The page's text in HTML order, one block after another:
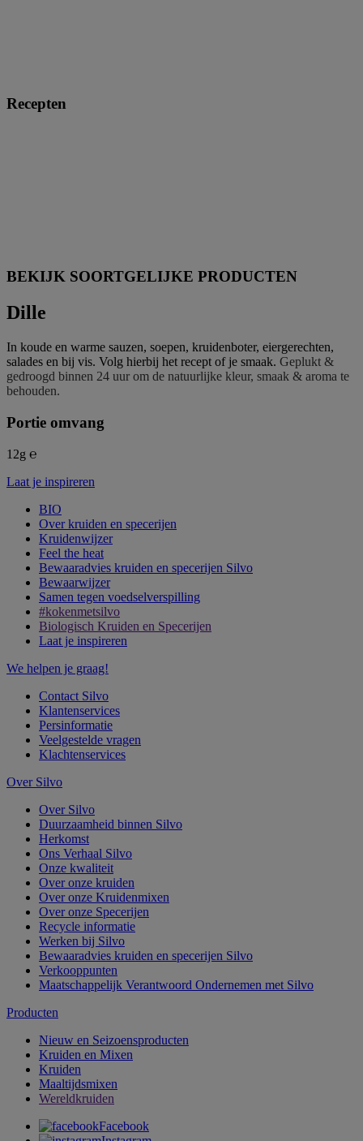
Recepten
BEKIJK SOORTGELIJKE PRODUCTEN
Dille
In koude en warme sauzen, soepen, kruidenboter, eiergerechten,
salades en bij vis. Volg hierbij het recept of je smaak. Geplukt &
gedroogd binnen 24 uur om de natuurlijke kleur, smaak & aroma te
behouden.
Portie omvang
12g ℮
Laat je inspireren
BIO
Over kruiden en specerijen
Kruidenwijzer
Feel the heat
Bewaaradvies kruiden en specerijen Silvo
Bewaarwijzer
Samen tegen voedselverspilling
#kokenmetsilvo
Biologisch Kruiden en Specerijen
Laat je inspireren
We helpen je graag!
Contact Silvo
Klantenservices
Persinformatie
Veelgestelde vragen
Klachtenservices
Over Silvo
Over Silvo
Duurzaamheid binnen Silvo
Herkomst
Ons Verhaal Silvo
Onze kwaliteit
Over onze kruiden
Over onze Kruidenmixen
Over onze Specerijen
Recycle informatie
Werken bij Silvo
Bewaaradvies kruiden en specerijen Silvo
Verkooppunten
Maatschappelijk Verantwoord Ondernemen met Silvo
Producten
Nieuw en Seizoensproducten
Kruiden en Mixen
Kruiden
Maaltijdsmixen
Wereldkruiden
Facebook